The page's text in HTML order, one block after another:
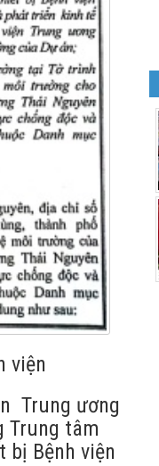
viện
Trung ương
Trung tâm
Bệnh viện